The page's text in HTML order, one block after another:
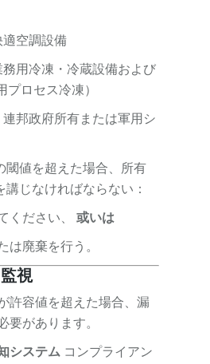
適空調設備
務用冷凍・冷蔵設備および
プロセス冷凍）
連邦政府所有または軍用シ
閾値を超えた場合、所有
じなければならない：
ください、或いは
は廃棄を行う。
視
許容値を超えた場合、漏
要があります。
システム コンプライアン